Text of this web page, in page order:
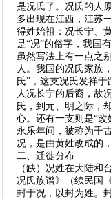
是况氏了。况氏的人
多出现在江西，江苏一
得姓始祖：况长宁、
是“况”的俗字，我国
虽然写法上有一点之
人。我国的况氏家族
氏”，这支况氏发祥
人况长宁的后裔，故
氏，到元、明之际，
心。还有一支则是“
永乐年间，被称为千
况，是由黄姓改成的
二、迁徙分布
（缺）况姓在大陆和
况氏族谱》（续民国
封于况，以封为姓。